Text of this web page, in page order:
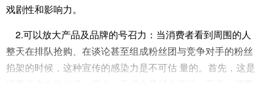
戏剧性和影响力。
2.可以放大产品及品牌的号召力：当消费者看到周围的人
整天在排队抢购、在谈论甚至组成粉丝团与竞争对手的粉丝
掐架的时候，这种宣传的感染力是不可估 量的。首先，这是